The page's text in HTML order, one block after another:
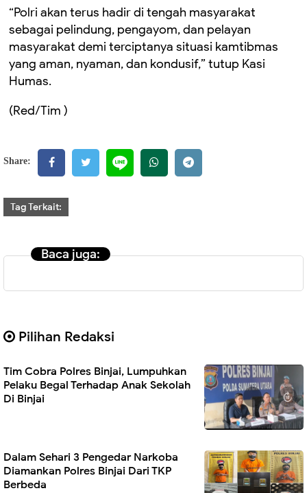
“Polri akan terus hadir di tengah masyarakat
sebagai pelindung, pengayom, dan pelayan
masyarakat demi terciptanya situasi kamtibmas
yang aman, nyaman, dan kondusif,” tutup Kasi
Humas.
(Red/Tim )
Share:
Tag Terkait:
Baca juga:
Pilihan Redaksi
Tim Cobra Polres Binjai, Lumpuhkan
Pelaku Begal Terhadap Anak Sekolah
Di Binjai
Dalam Sehari 3 Pengedar Narkoba
Diamankan Polres Binjai Dari TKP
Berbeda